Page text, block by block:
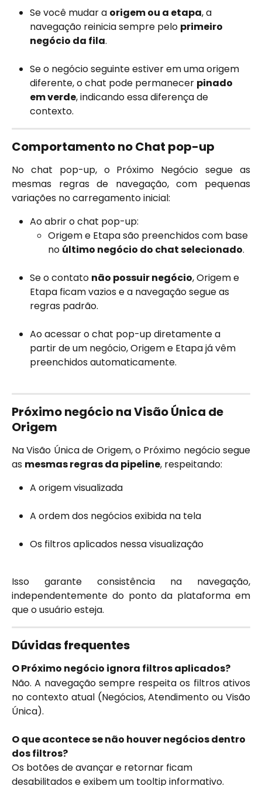
Se você mudar a origem ou a etapa, a
navegação reinicia sempre pelo primeiro
negócio da fila.
Se o negócio seguinte estiver em uma origem
diferente, o chat pode permanecer pinado
em verde, indicando essa diferença de
contexto.
Comportamento no Chat pop-up
No chat pop-up, o Próximo Negócio segue as
mesmas regras de navegação, com pequenas
variações no carregamento inicial:
Ao abrir o chat pop-up:
Origem e Etapa são preenchidos com base
no último negócio do chat selecionado.​
Se o contato não possuir negócio, Origem e
Etapa ficam vazios e a navegação segue as
regras padrão.
Ao acessar o chat pop-up diretamente a
partir de um negócio, Origem e Etapa já vêm
preenchidos automaticamente.
Próximo negócio na Visão Única de
Origem
Na Visão Única de Origem, o Próximo negócio segue
as mesmas regras da pipeline, respeitando:
A origem visualizada
A ordem dos negócios exibida na tela
Os filtros aplicados nessa visualização
Isso garante consistência na navegação,
independentemente do ponto da plataforma em
que o usuário esteja.
Dúvidas frequentes
O Próximo negócio ignora filtros aplicados?
Não. A navegação sempre respeita os filtros ativos
no contexto atual (Negócios, Atendimento ou Visão
Única).
O que acontece se não houver negócios dentro
dos filtros?
Os botões de avançar e retornar ficam
desabilitados e exibem um tooltip informativo.